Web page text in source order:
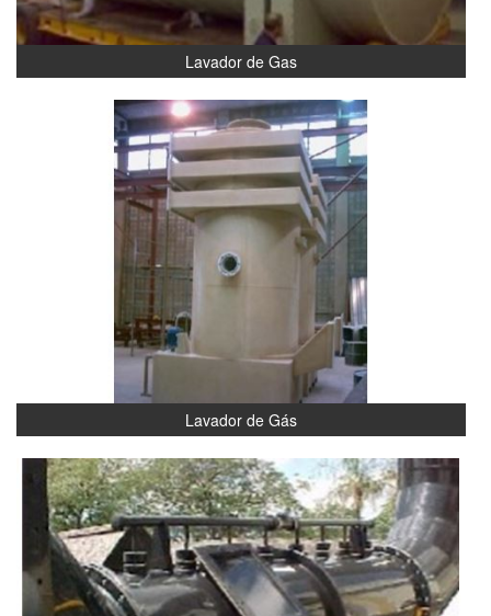
Lavador de Gas
Lavador de Gás